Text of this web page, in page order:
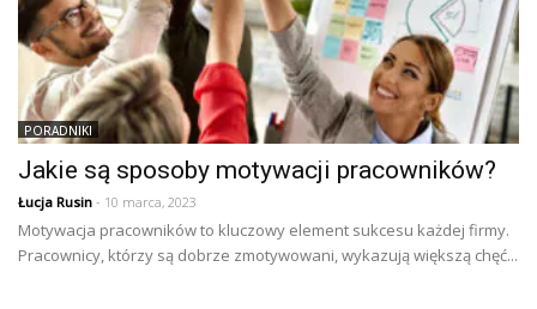
PORADNIKI
Jakie są sposoby motywacji pracowników?
Łucja Rusin - 10 marca, 2023
Motywacja pracowników to kluczowy element sukcesu każdej firmy.
Pracownicy, którzy są dobrze zmotywowani, wykazują większą chęć...